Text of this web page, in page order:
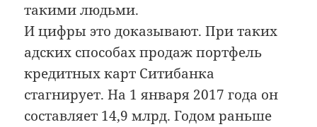
такими людьми.
И цифры это доказывают. При таких
адских способах продаж портфель
кредитных карт Ситибанка
стагнирует. На 1 января 2017 года он
составляет 14,9 млрд. Годом раньше